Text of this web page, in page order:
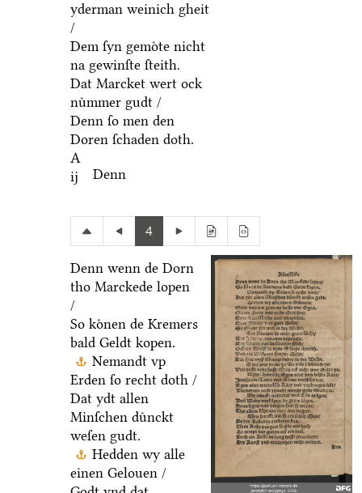
yderman weinich gheit
/
Dem ſyn gemoͤte nicht
na gewinſte ſteith.
Dat Marcket wert ock
nuͤmmer gudt /
Denn ſo men den
Doren ſchaden doth.
A
ij
Denn
4
Denn wenn de Dorn
tho Marckede lopen
/
So koͤnen de Kremers
bald Geldt kopen.
Nemandt vp
Erden ſo recht doth /
Dat ydt allen
Minſchen duͤnckt
weſen gudt.
Hedden wy alle
einen Gelouen /